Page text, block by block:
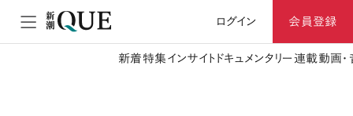
ログイン 会員登録
新着特集 インサイト ドキュメンタリー 連載動画